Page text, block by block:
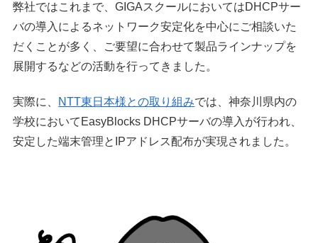
弊社ではこれまで、GIGAスクールにおいてはDHCPサー
バの導入によるネットワーク安定化を中心にご相談いた
だくことが多く、ご要望に合わせて製品ラインナップを
展開するなどの活動を行ってきました。
実際に、 NTT東日本様との取り組みでは、神奈川県内の
学校においてEasyBlocks DHCPサーバの導入が行われ、
安定した端末管理とIPアドレス配布が実現されました。